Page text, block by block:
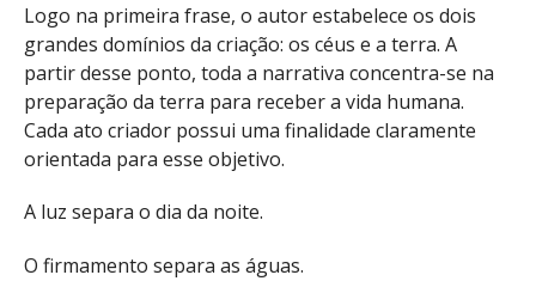
Logo na primeira frase, o autor estabelece os dois
grandes domínios da criação: os céus e a terra. A
partir desse ponto, toda a narrativa concentra-se na
preparação da terra para receber a vida humana.
Cada ato criador possui uma finalidade claramente
orientada para esse objetivo.
A luz separa o dia da noite.
O firmamento separa as águas.